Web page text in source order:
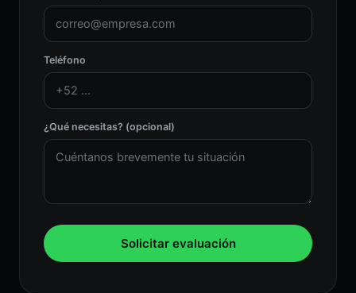
Teléfono
¿Qué necesitas? (opcional)
Solicitar evaluación